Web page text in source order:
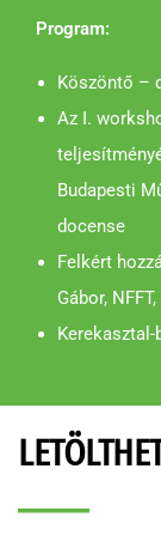
Program:
Köszöntő –
Az I.
Budapesti
docense
Felkért
Gábor,